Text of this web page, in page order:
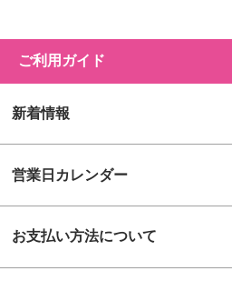
ご利用ガイド
新着情報
営業日カレンダー
お支払い方法について